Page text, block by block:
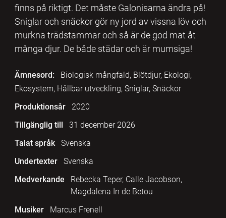
finns på riktigt. Det måste Galonisarna ändra på!
Sniglar och snäckor gör ny jord av vissna löv och
murkna trädstammar och så är de god mat åt
många djur. De både städar och är mumsiga!
Ämnesord:
Biologisk mångfald, Blötdjur, Ekologi,
Ekosystem, Hållbar utveckling, Sniglar, Snäckor
Produktionsår
2020
Tillgänglig till
31 december 2026
Talat språk
Svenska
Undertexter
Svenska
Medverkande
Rebecka Teper, Calle Jacobson,
Magdalena In de Betou
Musiker
Marcus Frenell